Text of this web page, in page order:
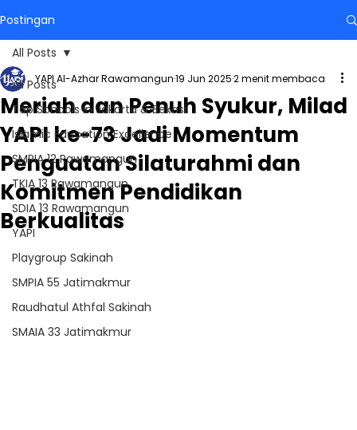
Postingan
All Posts
Top Schools in Jakarta & Bekasi
Islamic Education Excellence
SMPIA 12 Rawamangun
TKIA 13 Rawamangun
SDIA 13 Rawamangun
YAPI
Playgroup Sakinah
SMPIA 55 Jatimakmur
Raudhatul Athfal Sakinah
SMAIA 33 Jatimakmur
All Posts
Meriah dan Penuh Syukur, Milad
YAPI ke-73 Jadi Momentum
Penguatan Silaturahmi dan
Komitmen Pendidikan
Berkualitas
YAPI Al-Azhar Rawamangun19 Jun 20252 menit membaca